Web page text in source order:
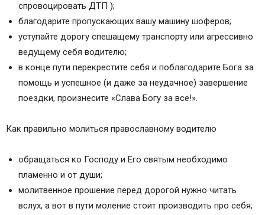
спровоцировать ДТП );
благодарите пропускающих вашу машину шоферов;
уступайте дорогу спешащему транспорту или агрессивно
ведущему себя водителю;
в конце пути перекрестите себя и поблагодарите Бога за
помощь и успешное (и даже за неудачное) завершение
поездки, произнесите «Слава Богу за все!».
Как правильно молиться православному водителю
обращаться ко Господу и Его святым необходимо
пламенно и от души;
молитвенное прошение перед дорогой нужно читать
вслух, а вот в пути моление стоит производить про себя;